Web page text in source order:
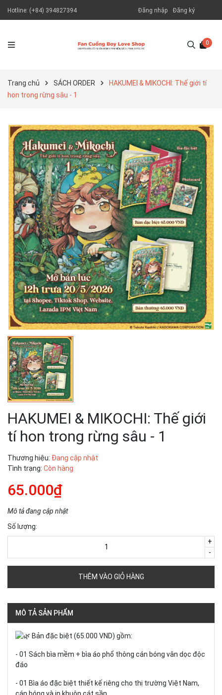
Hotline: (+84) 394827394 Đăng nhập Đăng ký
0
Trang chủ SÁCH ORDER
HAKUMEI & MIKOCHI: Thế giới tí
hon trong rừng sâu - 1
HAKUMEI & MIKOCHI: Thế giới
tí hon trong rừng sâu - 1
Thương hiệu: Đang cập nhật
Tình trạng: Còn hàng
65.000₫
Mô tả đang cập nhật
Số lượng:
-
+
THÊM VÀO GIỎ HÀNG
MÔ TẢ SẢN PHẨM
Bản đặc biệt (65.000 VND) gồm:
- 01 Sách bìa mềm + bìa áo phổ thông cán bóng vân dọc độc
đáo
- 01 Bìa áo đặc biệt thiết kế riêng cho thị trường Việt Nam,